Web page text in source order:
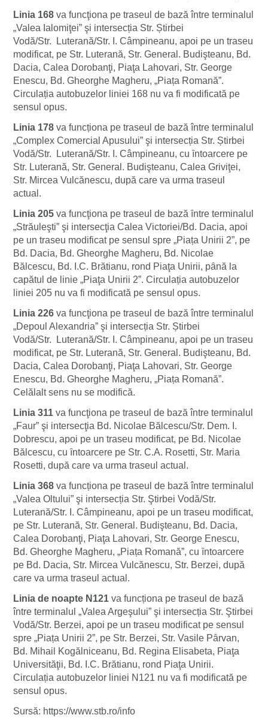
Linia 168 va funcţiona pe traseul de bază între terminalul
„Valea Ialomiţei” şi intersecția Str. Știrbei
Vodă/Str. Luterană/Str. I. Câmpineanu, apoi pe un traseu
modificat, pe Str. Luterană, Str. General. Budişteanu, Bd.
Dacia, Calea Dorobanţi, Piaţa Lahovari, Str. George
Enescu, Bd. Gheorghe Magheru, „Piața Romană”.
Circulația autobuzelor liniei 168 nu va fi modificată pe
sensul opus.
Linia 178 va funcționa pe traseul de bază între terminalul
„Complex Comercial Apusului” şi intersecția Str. Știrbei
Vodă/Str. Luterană/Str. I. Câmpineanu, cu ȋntoarcere pe
Str. Luterană, Str. General. Budişteanu, Calea Griviţei,
Str. Mircea Vulcănescu, după care va urma traseul
actual.
Linia 205 va funcţiona pe traseul de bază ȋntre terminalul
„Străuleşti” şi intersecţia Calea Victoriei/Bd. Dacia, apoi
pe un traseu modificat pe sensul spre „Piața Unirii 2”, pe
Bd. Dacia, Bd. Gheorghe Magheru, Bd. Nicolae
Bălcescu, Bd. I.C. Brătianu, rond Piaţa Unirii, pȃnă la
capătul de linie „Piaţa Unirii 2”. Circulația autobuzelor
liniei 205 nu va fi modificată pe sensul opus.
Linia 226 va funcţiona pe traseul de bază între terminalul
„Depoul Alexandria” şi intersecția Str. Știrbei
Vodă/Str. Luterană/Str. I. Câmpineanu, apoi pe un traseu
modificat, pe Str. Luterană, Str. General. Budişteanu, Bd.
Dacia, Calea Dorobanţi, Piaţa Lahovari, Str. George
Enescu, Bd. Gheorghe Magheru, „Piața Romană”.
Celălalt sens nu se modifică.
Linia 311 va funcţiona pe traseul de bază între terminalul
„Faur” şi intersecţia Bd. Nicolae Bălcescu/Str. Dem. I.
Dobrescu, apoi pe un traseu modificat, pe Bd. Nicolae
Bălcescu, cu ȋntoarcere pe Str. C.A. Rosetti, Str. Maria
Rosetti, după care va urma traseul actual.
Linia 368 va funcționa pe traseul de bază între terminalul
„Valea Oltului” şi intersecția Str. Ştirbei Vodă/Str.
Luterană/Str. I. Câmpineanu, apoi pe un traseu modificat,
pe Str. Luterană, Str. General. Budişteanu, Bd. Dacia,
Calea Dorobanţi, Piaţa Lahovari, Str. George Enescu,
Bd. Gheorghe Magheru, „Piața Romană”, cu ȋntoarcere
pe Bd. Dacia, Str. Mircea Vulcănescu, Str. Berzei, după
care va urma traseul actual.
Linia de noapte N121 va funcționa pe traseul de bază
între terminalul „Valea Argeşului” şi intersecția Str. Ştirbei
Vodă/Str. Berzei, apoi pe un traseu modificat pe sensul
spre „Piața Unirii 2”, pe Str. Berzei, Str. Vasile Pȃrvan,
Bd. Mihail Kogălniceanu, Bd. Regina Elisabeta, Piaţa
Universităţii, Bd. I.C. Brătianu, rond Piaţa Unirii.
Circulația autobuzelor liniei N121 nu va fi modificată pe
sensul opus.
Sursă: https://www.stb.ro/info